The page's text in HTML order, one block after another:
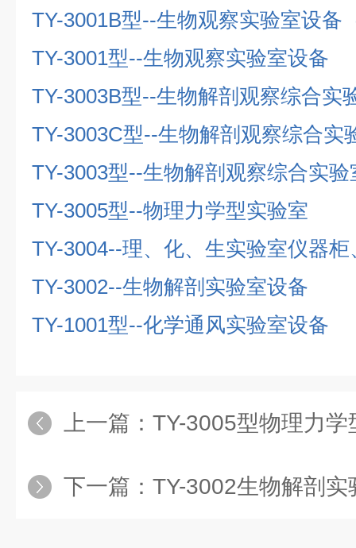
TY-3001B型--生物观察实验室设备
TY-3001型--生物观察实验室设备
TY-3003B型--生物解剖观察综合实
TY-3003C型--生物解剖观察综合实
TY-3003型--生物解剖观察综合实验
TY-3005型--物理力学型实验室
TY-3004--理、化、生实验室仪器
TY-3002--生物解剖实验室设备
TY-1001型--化学通风实验室设备
上一篇： TY-3005型物理力学型实验
下一篇： TY-3002生物解剖实验室设